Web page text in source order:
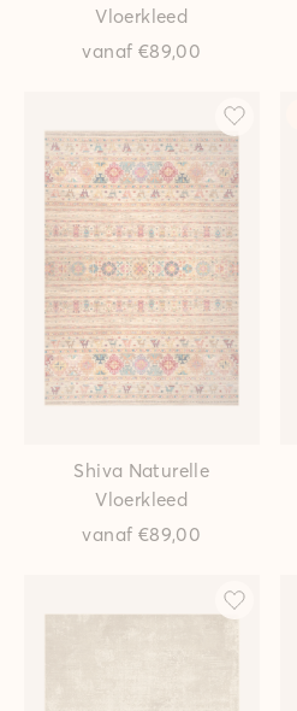
Vloerkleed
vanaf €89,00
Shiva Naturelle
Vloerkleed
vanaf €89,00